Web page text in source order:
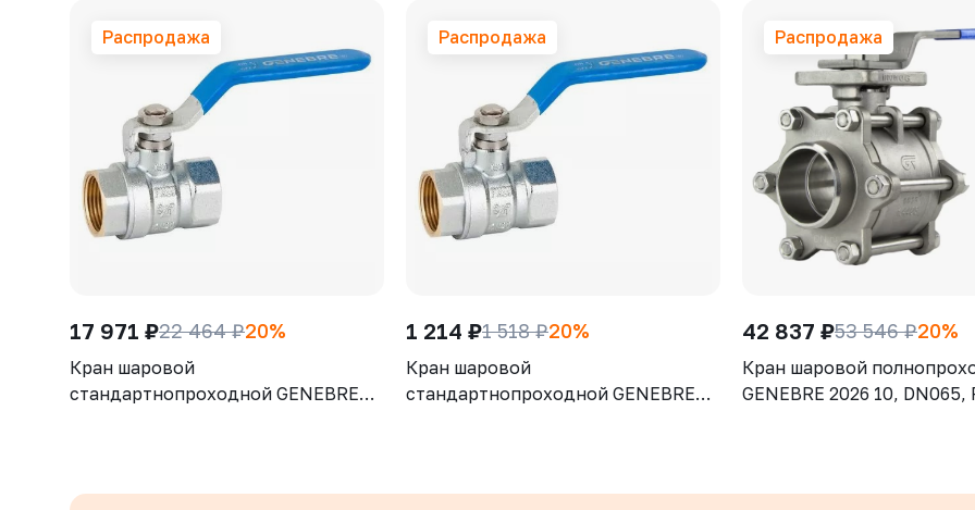
Распродажа
17 971 ₽22 464 ₽20%
Кран шаровой
стандартнопроходной GENEBRE
ВР/ВР, рукоятка-рычаг, резьба
Распродажа
1 214 ₽1 518 ₽20%
Кран шаровой
стандартнопроходной GENEBRE
ВР/ВР, рукоятка-рычаг, резьба
Распродажа
42 837 ₽53 546 ₽20%
Кран шаровой
GENEBRE 2026 10, DN065,
трехсоставной, ISO 5211,